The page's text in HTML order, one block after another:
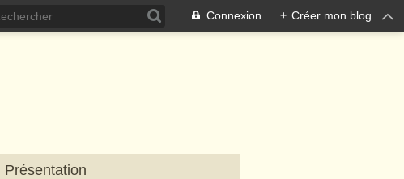
Connexion + Créer mon blog
Présentation